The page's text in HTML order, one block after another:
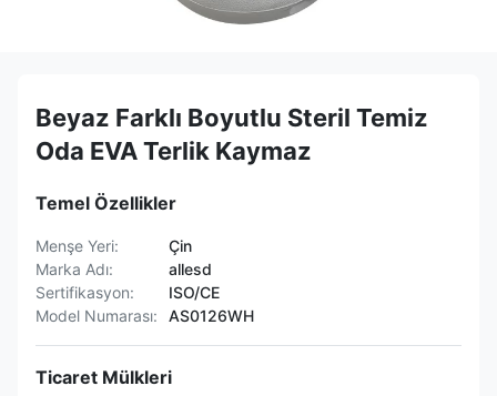
Beyaz Farklı Boyutlu Steril Temiz
Oda EVA Terlik Kaymaz
Temel Özellikler
Menşe Yeri:
Çin
Marka Adı:
allesd
Sertifikasyon:
ISO/CE
Model Numarası:
AS0126WH
Ticaret Mülkleri